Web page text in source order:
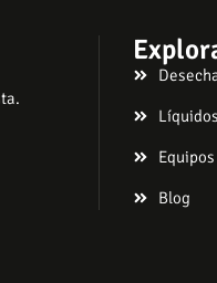
Líquidos
Equipos
Blog